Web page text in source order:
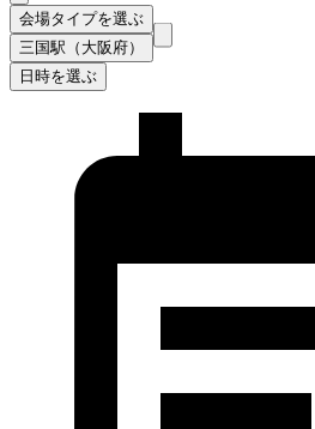
会場タイプを選ぶ
三国駅（大阪府）
日時を選ぶ